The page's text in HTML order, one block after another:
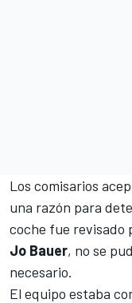
Los comisarios
una razón para
coche fue revisado
Jo Bauer, no se
necesario.
El equipo estaba